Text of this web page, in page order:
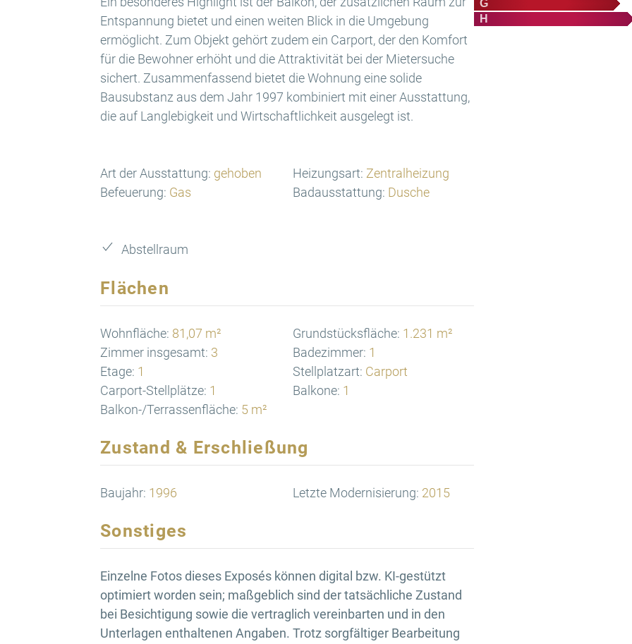
Entspannung bietet und einen weiten Blick in die Umgebung
ermöglicht. Zum Objekt gehört zudem ein Carport, der den Komfort
für die Bewohner erhöht und die Attraktivität bei der Mietersuche
sichert. Zusammenfassend bietet die Wohnung eine solide
Bausubstanz aus dem Jahr 1997 kombiniert mit einer Ausstattung,
die auf Langlebigkeit und Wirtschaftlichkeit ausgelegt ist.
Art der Ausstattung: gehoben Heizungsart: Zentralheizung
Befeuerung: Gas Badausstattung: Dusche
Abstellraum
Flächen
Wohnfläche: 81,07 m² Grundstücksfläche: 1.231 m²
Zimmer insgesamt: 3 Badezimmer: 1
Etage: 1 Stellplatzart: Carport
Carport-Stellplätze: 1 Balkone: 1
Balkon-/Terrassenfläche: 5 m²
Zustand & Erschließung
Baujahr: 1996 Letzte Modernisierung: 2015
Sonstiges
Einzelne Fotos dieses Exposés können digital bzw. KI-gestützt
optimiert worden sein; maßgeblich sind der tatsächliche Zustand
bei Besichtigung sowie die vertraglich vereinbarten und in den
Unterlagen enthaltenen Angaben. Trotz sorgfältiger Bearbeitung
G
H